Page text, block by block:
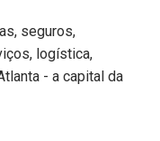
seguros,
logística,
- a capital da